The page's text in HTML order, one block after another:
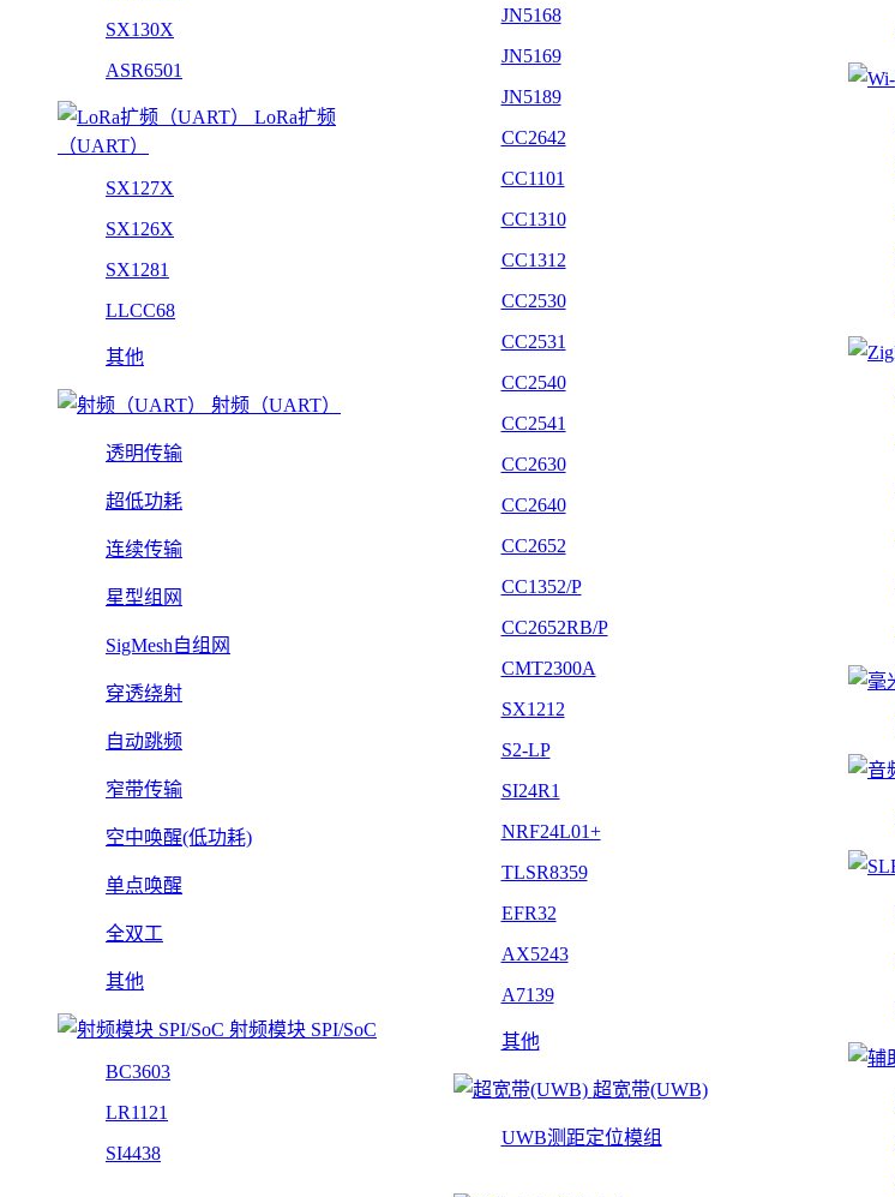
SX130X
ASR6501
LoRa扩频
（UART）
SX127X
SX126X
SX1281
LLCC68
其他
射频（UART）
透明传输
超低功耗
连续传输
星型组网
SigMesh自组网
穿透绕射
自动跳频
窄带传输
空中唤醒(低功耗)
单点唤醒
全双工
其他
射频模块 SPI/SoC
BC3603
LR1121
SI4438
JN5168
JN5169
JN5189
CC2642
CC1101
CC1310
CC1312
CC2530
CC2531
CC2540
CC2541
CC2630
CC2640
CC2652
CC1352/P
CC2652RB/P
CMT2300A
SX1212
S2-LP
SI24R1
NRF24L01+
TLSR8359
EFR32
AX5243
A7139
其他
超宽带(UWB)
UWB测距定位模组